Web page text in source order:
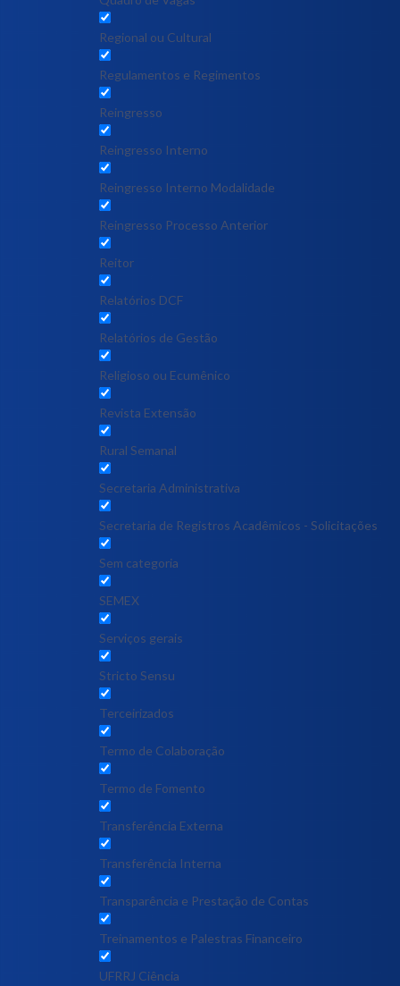
Regional ou Cultural
Regulamentos e Regimentos
Reingresso
Reingresso Interno
Reingresso Interno Modalidade
Reingresso Processo Anterior
Reitor
Relatórios DCF
Relatórios de Gestão
Religioso ou Ecumênico
Revista Extensão
Rural Semanal
Secretaria Administrativa
Secretaria de Registros Acadêmicos - Solicitações
Sem categoria
SEMEX
Serviços gerais
Stricto Sensu
Terceirizados
Termo de Colaboração
Termo de Fomento
Transferência Externa
Transferência Interna
Transparência e Prestação de Contas
Treinamentos e Palestras Financeiro
UFRRJ Ciência